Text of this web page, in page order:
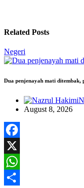
Related Posts
Negeri
Dua penjenayah mati ditembak,
August 8, 2026
Facebook
X
WhatsApp